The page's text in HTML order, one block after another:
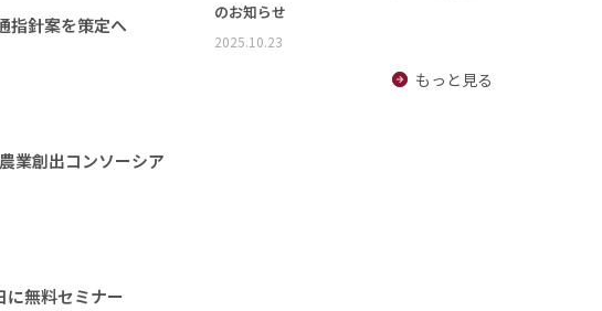
指針案を策定へ
業創出コンソーシア
無料セミナー
のお知らせ
2025.10.23
もっと見る